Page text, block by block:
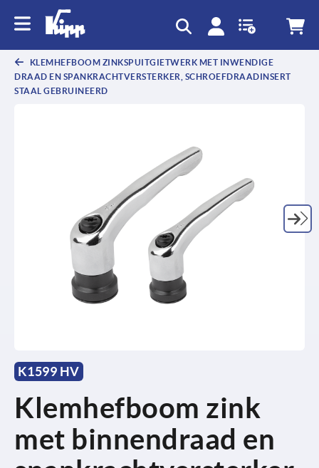
KLEMHEFBOOM ZINKSPUITGIETWERK MET INWENDIGE
DRAAD EN SPANKRACHTVERSTERKER, SCHROEFDRAADINSERT
STAAL GEBRUINEERD
K1599 HV
Klemhefboom zink
met binnendraad en